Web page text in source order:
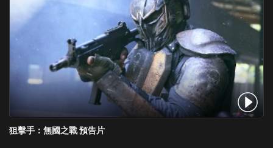
狙擊手：無國之戰 預告片